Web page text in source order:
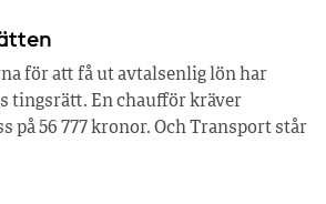
för att få ut avtalsenlig lön har
tingsrätt. En chaufför kräver
på 56 777 kronor. Och Transport står